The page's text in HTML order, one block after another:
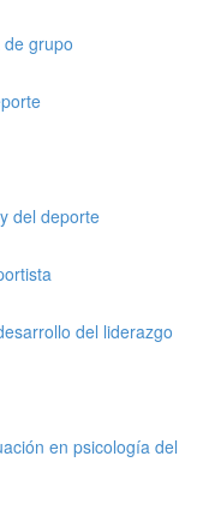
grupo
del deporte
del liderazgo
en psicología del